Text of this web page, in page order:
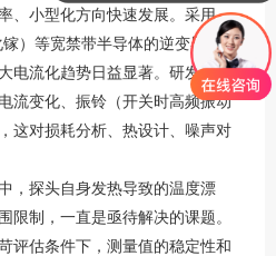
、小型化方向快速发展。采用
）等宽禁带半导体的逆变器、
电流化趋势日益显著。研发人员
流变化、振铃（开关时高频振动
这对损耗分析、热设计、噪声对
，探头自身发热导致的温度漂
限制，一直是亟待解决的课题。
评估条件下，测量值的稳定性和